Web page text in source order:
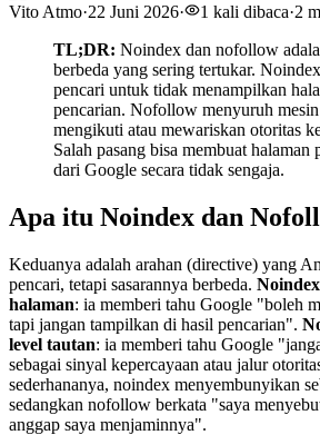
Vito Atmo·22 Juni 2026· 1 kali dibaca·2
TL;DR: Noindex dan nofollow
berbeda yang sering tertukar.
pencari untuk tidak menampilkan
pencarian. Nofollow menyuruh
mengikuti atau mewariskan otoritas
Salah pasang bisa membuat halaman
dari Google secara tidak sengaja.
Apa itu Noindex dan
Keduanya adalah arahan (directive) yang
pencari, tetapi sasarannya berbeda.
halaman: ia memberi tahu Google "boleh
tapi jangan tampilkan di hasil pencarian".
level tautan: ia memberi tahu Google
sebagai sinyal kepercayaan atau jalur
sederhananya, noindex menyembunyikan
sedangkan nofollow berkata "saya
anggap saya menjaminnya".